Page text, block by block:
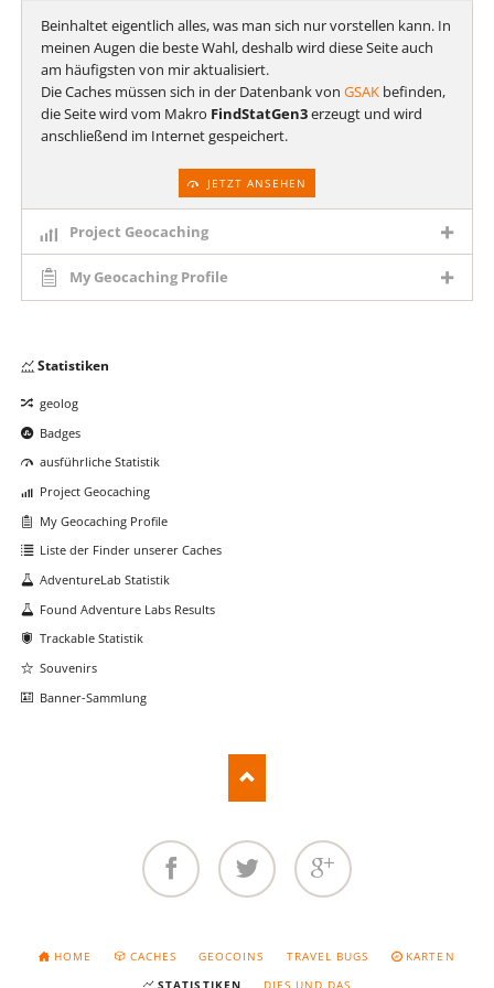
Beinhaltet eigentlich alles, was man sich nur vorstellen kann. In
meinen Augen die beste Wahl, deshalb wird diese Seite auch
am häufigsten von mir aktualisiert.
Die Caches müssen sich in der Datenbank von GSAKbefinden,
die Seite wird vom Makro FindStatGen3erzeugt und wird
anschließend im Internet gespeichert.
JETZT ANSEHEN
Project Geocaching
My Geocaching Profile
Navigation
Statistiken
geolog
Badges
ausführliche Statistik
Project Geocaching
My Geocaching Profile
Liste der Finder unserer Caches
AdventureLab Statistik
Found Adventure Labs Results
Trackable Statistik
Souvenirs
Banner-Sammlung
NAVIGATION
ÜBERSPRINGEN
HOME CACHES GEOCOINS TRAVEL BUGS
KARTEN
STATISTIKEN
DIES UND DAS